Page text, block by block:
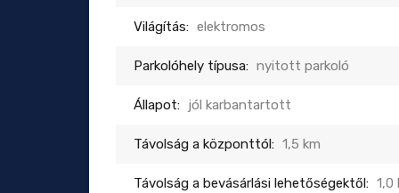
Világítás: elektromos
Parkolóhely típusa: nyitott parkoló
Állapot: jól karbantartott
Távolság a központtól: 1,5 km
Távolság a bevásárlási lehetőségektől: 1,0